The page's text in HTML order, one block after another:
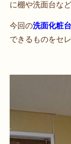
に棚や洗面台な
今回の洗面化粧
できるものをセ